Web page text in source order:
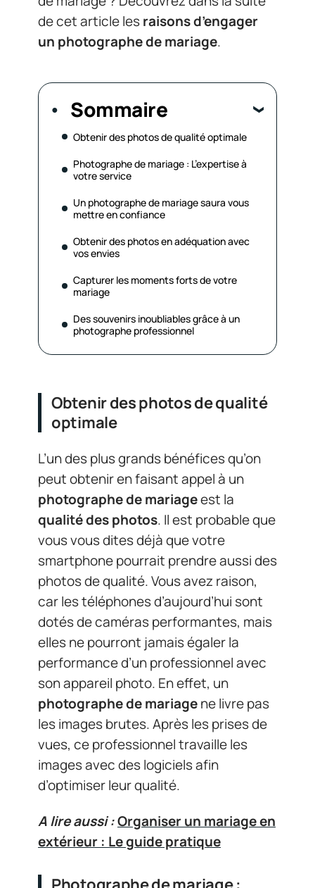
de cet article lesraisons d’engager
un photographe de mariage.
Sommaire
Obtenir des photos de qualité optimale
Photographe de mariage : L’expertise à
votre service
Un photographe de mariage saura vous
mettre en confiance
Obtenir des photos en adéquation avec
vos envies
Capturer les moments forts de votre
mariage
Des souvenirs inoubliables grâce à un
photographe professionnel
Obtenir des photos de qualité
optimale
L’un des plus grands bénéfices qu’on
peut obtenir en faisant appel à un
photographe de mariageest la
qualité des photos. Il est probable que
vous vous dites déjà que votre
smartphone pourrait prendre aussi des
photos de qualité. Vous avez raison,
car les téléphones d’aujourd’hui sont
dotés de caméras performantes, mais
elles ne pourront jamais égaler la
performance d’un professionnel avec
son appareil photo. En effet, un
photographe de mariagene livre pas
les images brutes. Après les prises de
vues, ce professionnel travaille les
images avec des logiciels afin
d’optimiser leur qualité.
A lire aussi :Organiser un mariage en
extérieur : Le guide pratique